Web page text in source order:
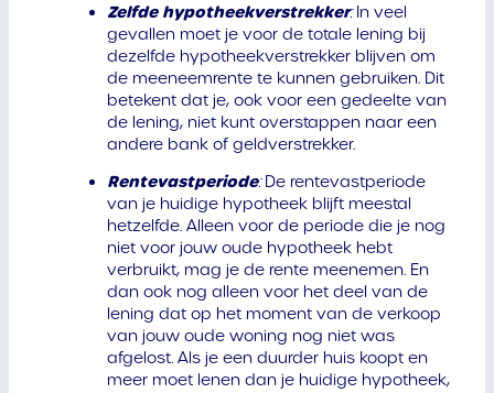
Zelfde hypotheekverstrekker:In veel
gevallen moet je voor de totale lening bij
dezelfde hypotheekverstrekker blijven om
de meeneemrente te kunnen gebruiken. Dit
betekent dat je, ook voor een gedeelte van
de lening, niet kunt overstappen naar een
andere bank of geldverstrekker.
Rentevastperiode:De rentevastperiode
van je huidige hypotheek blijft meestal
hetzelfde. Alleen voor de periode die je nog
niet voor jouw oude hypotheek hebt
verbruikt, mag je de rente meenemen. En
dan ook nog alleen voor het deel van de
lening dat op het moment van de verkoop
van jouw oude woning nog niet was
afgelost. Als je een duurder huis koopt en
meer moet lenen dan je huidige hypotheek,